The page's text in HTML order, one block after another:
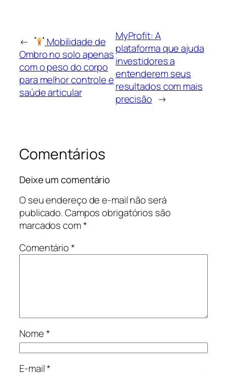
←
Mobilidade de
Ombro no solo apenas
com o peso do corpo
para melhor controle e
saúde articular
MyProfit: A
plataforma que ajuda
investidores a
entenderem seus
resultados com mais
precisão →
Comentários
Deixe um comentário
O seu endereço de e-mail não será
publicado.Campos obrigatórios são
marcados com*
Comentário*
Nome*
E-mail*